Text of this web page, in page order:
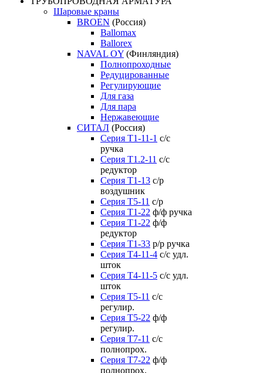
Шаровые краны
BROEN (Россия)
Ballomax
Ballorex
NAVAL OY (Финляндия)
Полнопроходные
Редуцированные
Регулирующие
Для газа
Для пара
Нержавеющие
СИТАЛ (Россия)
Серия Т1-11-1 с/с
ручка
Серия Т1.2-11 с/с
редуктор
Серия Т1-13 с/р
воздушник
Серия T5-11 с/р
Серия Т1-22 ф/ф ручка
Серия Т1-22 ф/ф
редуктор
Серия T1-33 р/р ручка
Серия Т4-11-4 с/с удл.
шток
Серия Т4-11-5 с/с удл.
шток
Серия Т5-11 с/с
регулир.
Серия Т5-22 ф/ф
регулир.
Серия Т7-11 с/с
полнопрох.
Серия Т7-22 ф/ф
полнопрох.